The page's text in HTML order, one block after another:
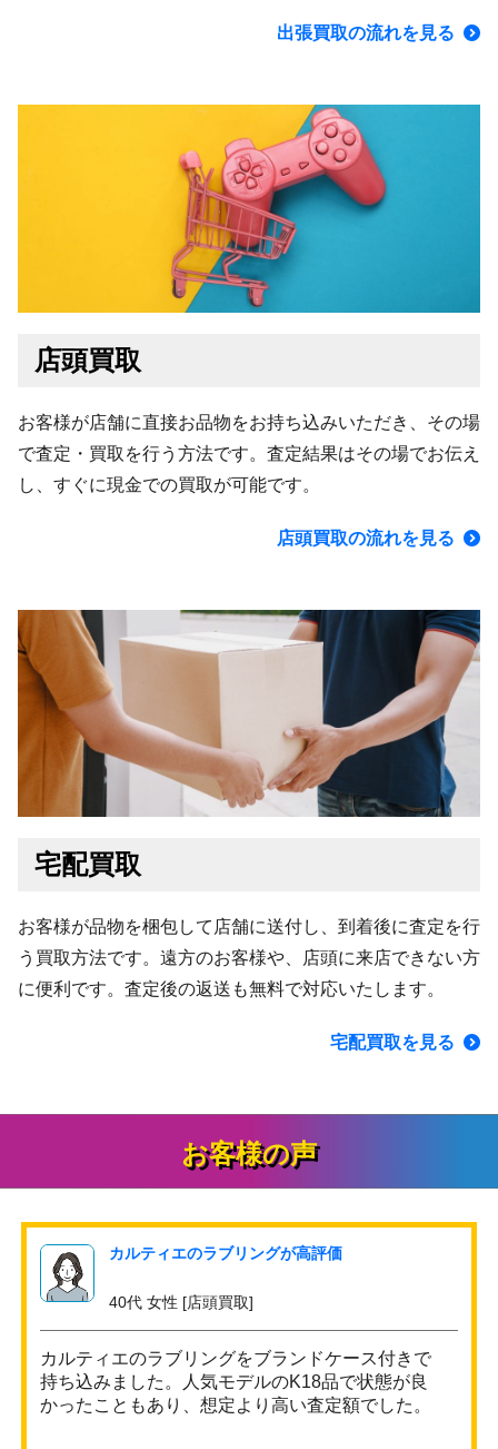
出張買取の流れを見る
店頭買取
お客様が店舗に直接お品物をお持ち込みいただき、その場
で査定・買取を行う方法です。査定結果はその場でお伝え
し、すぐに現金での買取が可能です。
店頭買取の流れを見る
宅配買取
お客様が品物を梱包して店舗に送付し、到着後に査定を行
う買取方法です。遠方のお客様や、店頭に来店できない方
に便利です。査定後の返送も無料で対応いたします。
宅配買取を見る
お客様の声
カルティエのラブリングが高評価
40代 女性 [店頭買取]
カルティエのラブリングをブランドケース付きで
持ち込みました。人気モデルのK18品で状態が良
かったこともあり、想定より高い査定額でした。